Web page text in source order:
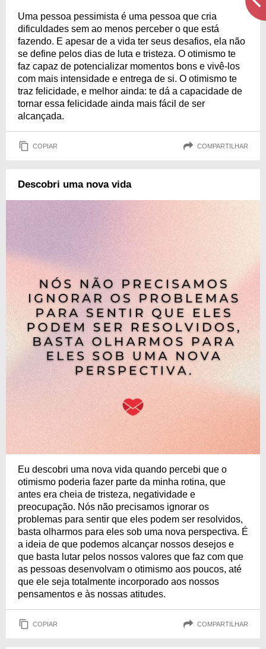
Uma pessoa pessimista é uma pessoa que cria
dificuldades sem ao menos perceber o que está
fazendo. E apesar de a vida ter seus desafios, ela não
se define pelos dias de luta e tristeza. O otimismo te
faz capaz de potencializar momentos bons e vivê-los
com mais intensidade e entrega de si. O otimismo te
traz felicidade, e melhor ainda: te dá a capacidade de
tornar essa felicidade ainda mais fácil de ser
alcançada.
COPIAR COMPARTILHAR
Descobri uma nova vida
Eu descobri uma nova vida quando percebi que o
otimismo poderia fazer parte da minha rotina, que
antes era cheia de tristeza, negatividade e
preocupação. Nós não precisamos ignorar os
problemas para sentir que eles podem ser resolvidos,
basta olharmos para eles sob uma nova perspectiva. É
a ideia de que podemos alcançar nossos desejos e
que basta lutar pelos nossos valores que faz com que
as pessoas desenvolvam o otimismo aos poucos, até
que ele seja totalmente incorporado aos nossos
pensamentos e às nossas atitudes.
COPIAR COMPARTILHAR